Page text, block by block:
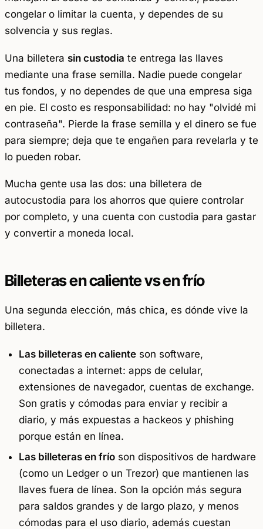
congelar o limitar la cuenta, y dependes de su
solvencia y sus reglas.
Una billetera sin custodia te entrega las llaves
mediante una frase semilla. Nadie puede congelar
tus fondos, y no dependes de que una empresa siga
en pie. El costo es responsabilidad: no hay "olvidé mi
contraseña". Pierde la frase semilla y el dinero se fue
para siempre; deja que te engañen para revelarla y te
lo pueden robar.
Mucha gente usa las dos: una billetera de
autocustodia para los ahorros que quiere controlar
por completo, y una cuenta con custodia para gastar
y convertir a moneda local.
Billeteras en caliente vs en frío
Una segunda elección, más chica, es dónde vive la
billetera.
Las billeteras en calienteson software,
conectadas a internet: apps de celular,
extensiones de navegador, cuentas de exchange.
Son gratis y cómodas para enviar y recibir a
diario, y más expuestas a hackeos y phishing
porque están en línea.
Las billeteras en fríoson dispositivos de hardware
(como un Ledger o un Trezor) que mantienen las
llaves fuera de línea. Son la opción más segura
para saldos grandes y de largo plazo, y menos
cómodas para el uso diario, además cuestan